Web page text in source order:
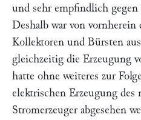
und sehr empfindlich
Deshalb war von vornherein
Kollektoren und Bürsten
gleichzeitig die Erzeugung
hatte ohne weiteres zur
elektrischen Erzeugung des
Stromerzeuger abgesehen